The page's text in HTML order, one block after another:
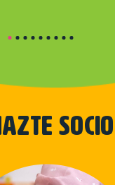
SOCIO